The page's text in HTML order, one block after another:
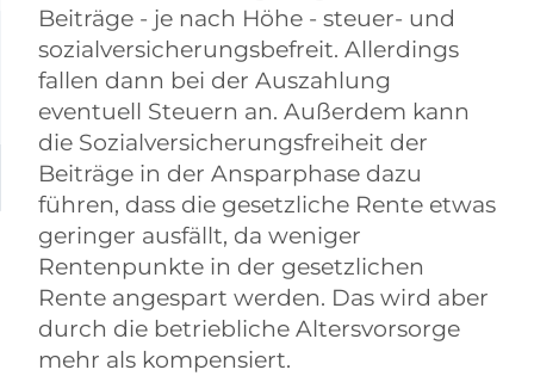
Beiträge - je nach Höhe - steuer- und
sozialversicherungsbefreit. Allerdings
fallen dann bei der Auszahlung
eventuell Steuern an. Außerdem kann
die Sozialversicherungsfreiheit der
Beiträge in der Ansparphase dazu
führen, dass die gesetzliche Rente etwas
geringer ausfällt, da weniger
Rentenpunkte in der gesetzlichen
Rente angespart werden. Das wird aber
durch die betriebliche Altersvorsorge
mehr als kompensiert.